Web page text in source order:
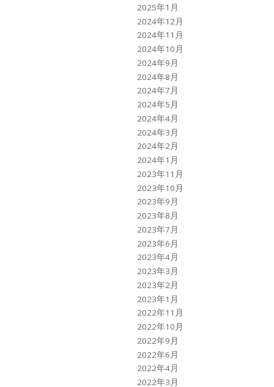
2025年1月
2024年12月
2024年11月
2024年10月
2024年9月
2024年8月
2024年7月
2024年5月
2024年4月
2024年3月
2024年2月
2024年1月
2023年11月
2023年10月
2023年9月
2023年8月
2023年7月
2023年6月
2023年4月
2023年3月
2023年2月
2023年1月
2022年11月
2022年10月
2022年9月
2022年6月
2022年4月
2022年3月